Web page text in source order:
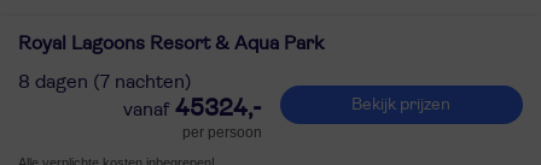
Royal Lagoons Resort & Aqua Park
8 dagen (7 nachten)
45324,-
per persoon
Bekijk prijzen
Alle verplichte kosten inbegrepen!